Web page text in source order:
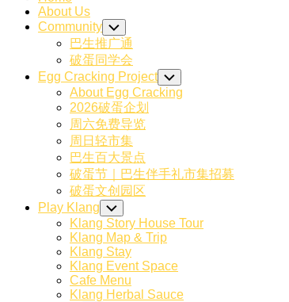
About Us
Community Toggle
Child
Menu
巴生推广通
破蛋同学会
Egg Cracking Project Toggle
Child
Menu
About Egg Cracking
2026破蛋企划
周六免费导览
周日轻市集
巴生百大景点
破蛋节｜巴生伴手礼市集招募
破蛋文创园区
Play Klang Toggle
Child
Menu
Klang Story House Tour
Klang Map & Trip
Klang Stay
Klang Event Space
Cafe Menu
Klang Herbal Sauce